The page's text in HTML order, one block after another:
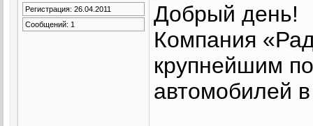
Регистрация: 26.04.2011
Сообщений: 1
Добрый день!
Компания
крупнейшим
автомобилей